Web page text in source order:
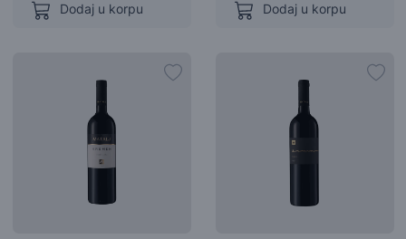
Dodaj u korpu Dodaj u korpu